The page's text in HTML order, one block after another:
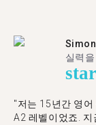
실력을
star
"저는 15년간 영
A2 레벨이었죠. 지